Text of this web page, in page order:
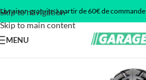
Skip to navigation
Skip to main content
Livraison gratuite à partir de 60€ de commande
MENU